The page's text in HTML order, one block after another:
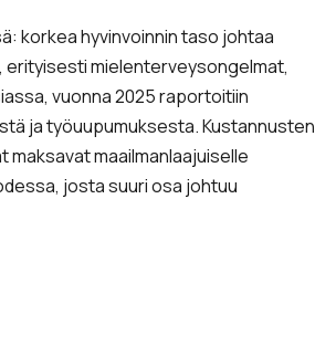
korkea hyvinvoinnin taso johtaa
erityisesti mielenterveysongelmat,
vuonna 2025 raportoitiin
ja työuupumuksesta. Kustannusten
maailmanlaajuiselle
josta suuri osa johtuu